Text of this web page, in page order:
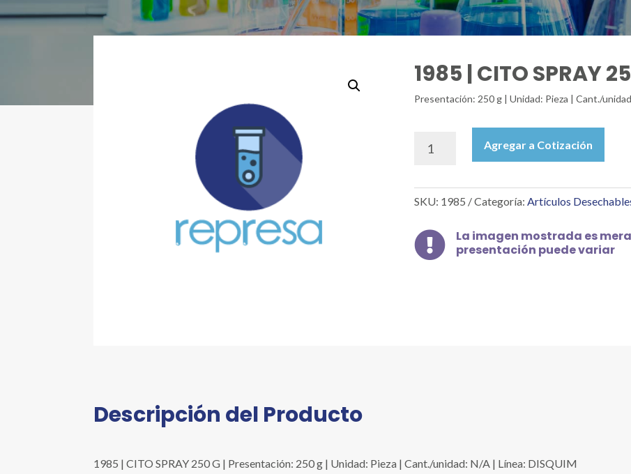
1985 | CITO SPRAY
Presentación: 250 g | Unidad: Pieza | Cant./
SPRAY
250
cantidad
Agregar a Cotización
SKU: 1985 Categoría:Artículos

La imagen mostrada es
presentación puede variar
Descripción del Producto
1985 | CITO SPRAY 250 G | Presentación: 250 g | Unidad: Pieza | Cant./unidad: N/A | Línea: DISQUIM